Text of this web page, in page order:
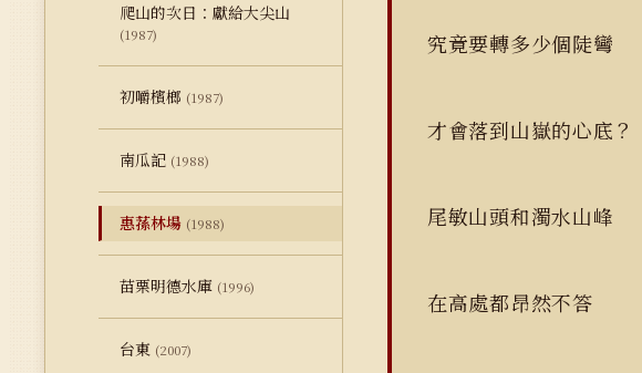
爬山的次日：獻給大尖山
(1987)
初嚼檳榔 (1987)
南瓜記 (1988)
惠蓀林場 (1988)
苗栗明德水庫 (1996)
台東 (2007)
究竟要轉多少個陡彎
才會落到山嶽的心底？
尾敏山頭和濁水山峰
在高處都昂然不答